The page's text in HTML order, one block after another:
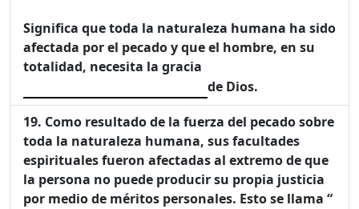
Significa que toda la naturaleza humana ha sido
afectada por el pecado y que el hombre, en su
totalidad, necesita la gracia
de Dios.
Como resultado de la fuerza del pecado sobre
toda la naturaleza humana, sus facultades
espirituales fueron afectadas al extremo de que
la persona no puede producir su propia justicia
por medio de méritos personales. Esto se llama “